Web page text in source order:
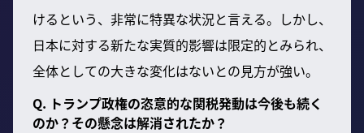
けるという、非常に特異な状況と言える。しかし、
日本に対する新たな実質的影響は限定的とみられ、
全体としての大きな変化はないとの見方が強い。
Q. トランプ政権の恣意的な関税発動は今後も続く
のか？その懸念は解消されたか？